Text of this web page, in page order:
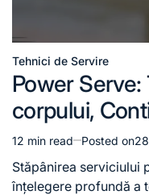
Posted
in
Tehnici de Servire
Power Serve:
corpului,
Estimated
read
time
12 min read Posted on
Stăpânirea serviciului
înțelegere profundă a